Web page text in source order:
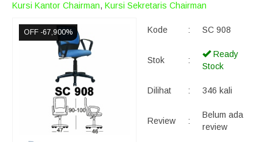
Kursi Kantor Chairman, Kursi Sekretaris Chairman
OFF -67,900% Kode : SC 908
Stok :
Ready
Stock
Dilihat : 346 kali
Review :
Belum ada
review